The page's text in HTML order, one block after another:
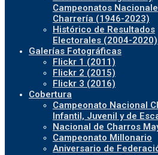
Campeonatos
Charrería (1946-2023)
Histórico de Resultados
Electorales (2004-2020)
Galerías Fotográficas
Flickr 1 (2011)
Flickr 2 (2015)
Flickr 3 (2016)
Cobertura
Campeonato Nacional
Infantil, Juvenil y de
Nacional de Charros
Campeonato Millonario
Aniversario de